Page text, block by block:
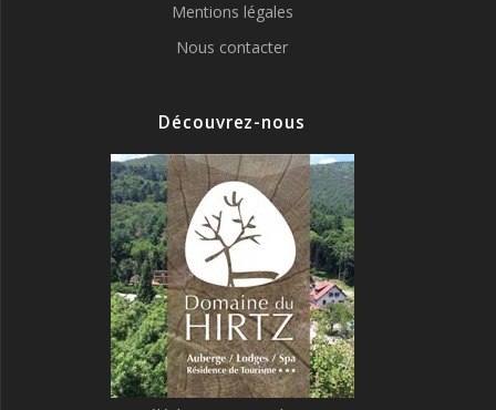
Mentions légales
Nous contacter
Découvrez-nous